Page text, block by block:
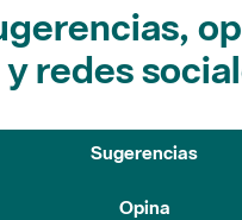
y redes
Sugerencias
Opina